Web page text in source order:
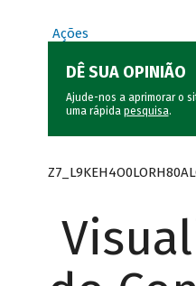
Ações
DÊ SUA OPINIÃO
Ajude-nos a aprimorar o
uma rápida pesquisa.